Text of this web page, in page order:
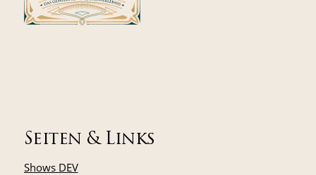
Seiten & Links
Shows DEV